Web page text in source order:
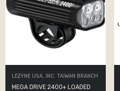
LEZYNE USA, INC. TAIWAN BRANCH
MEGA DRIVE 2400+ LOADED